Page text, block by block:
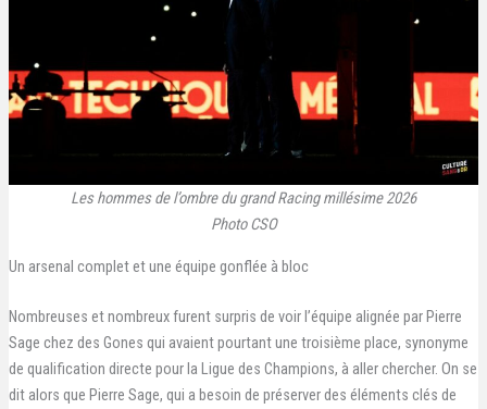
Les hommes de l’ombre du grand Racing millésime 2026
Photo CSO
Un arsenal complet et une équipe gonflée à bloc
Nombreuses et nombreux furent surpris de voir l’équipe alignée par Pierre
Sage chez des Gones qui avaient pourtant une troisième place, synonyme
de qualification directe pour la Ligue des Champions, à aller chercher. On se
dit alors que Pierre Sage, qui a besoin de préserver des éléments clés de